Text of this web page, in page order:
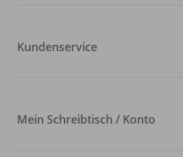
Kundenservice
Mein Schreibtisch / Konto